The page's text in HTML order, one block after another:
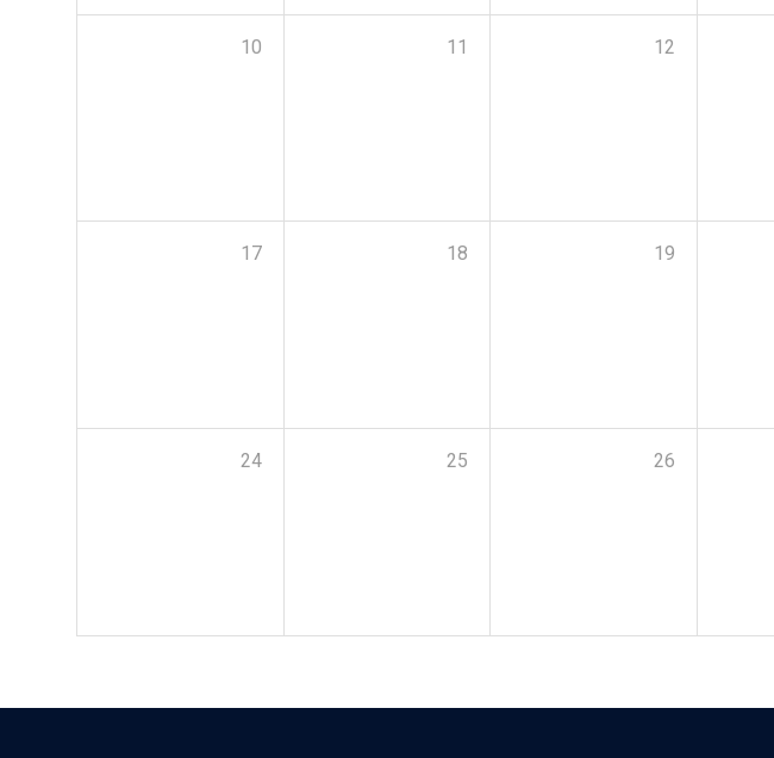
10 11 12
17 18 19
24 25 26